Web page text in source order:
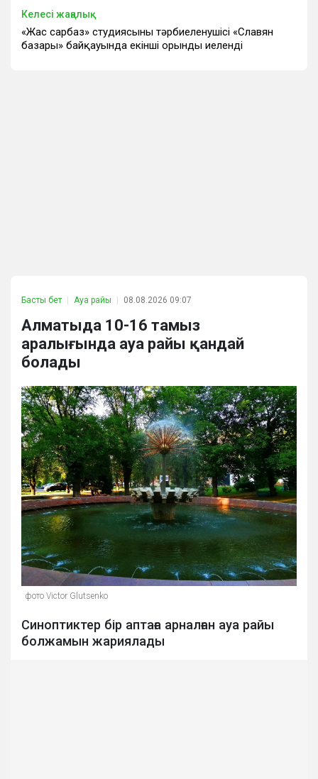
Келесі жаңалық
«Жас сарбаз» студиясының тәрбиеленушісі «Славян
базары» байқауында екінші орынды иеленді
Басты бет Ауа райы 08.08.2026 09:07
Алматыда 10-16 тамыз
аралығында ауа райы қандай
болады
фото Victor Glutsenko
Синоптиктер бір аптаға арналған ауа райы
болжамын жариялады